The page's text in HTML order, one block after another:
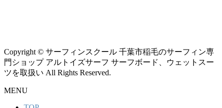
Copyright © サーフィンスクール 千葉市稲毛のサーフィン専
門ショップ アルトイズサーフ サーフボード、ウェットスー
ツを取扱い All Rights Reserved.
MENU